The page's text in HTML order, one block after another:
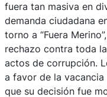
fuera tan masiva en
demanda ciudadana
torno a “Fuera
rechazo contra toda
actos de corrupción.
a favor de la
que su decisión fue